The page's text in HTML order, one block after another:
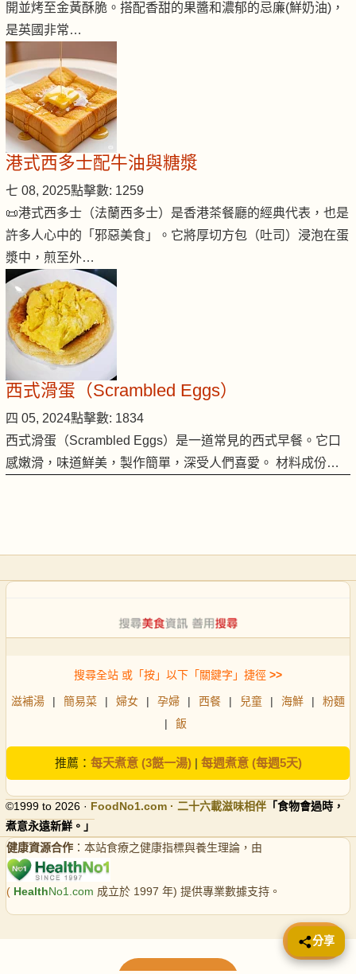
開並烤至金黃酥脆。搭配香甜的果醬和濃郁的忌廉(鮮奶油)，
是英國非常…
港式西多士配牛油與糖漿
七 08, 2025點擊數: 1259
📜港式西多士（法蘭西多士）是香港茶餐廳的經典代表，也是
許多人心中的「邪惡美食」。它將厚切方包（吐司）浸泡在蛋
漿中，煎至外…
西式滑蛋（Scrambled Eggs）
四 05, 2024點擊數: 1834
西式滑蛋（Scrambled Eggs）是一道常見的西式早餐。它口
感嫩滑，味道鮮美，製作簡單，深受人們喜愛。 材料成份…
搜尋全站 或「按」以下「關鍵字」捷徑 >>
滋補湯 | 簡易菜 | 婦女 | 孕婦 | 西餐 | 兒童 | 海鮮 |
粉麵
|
飯
推薦： 每天煮意 (3餸一湯)| 每週煮意 (每週5天)
©1999 to 2026 · FoodNo1.com · 二十六載滋味相伴 「食物會過時，
煮意永遠新鮮。」
健康資源合作 ：本站食療之健康指標與養生理論，由
( HealthNo1.com 成立於 1997 年) 提供專業數據支持。
📤 分享
分享